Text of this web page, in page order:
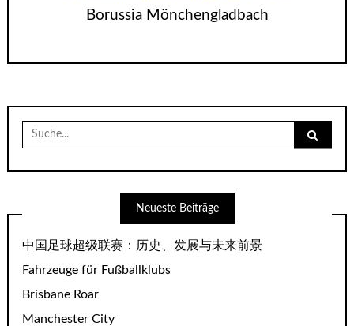
Borussia Mönchengladbach
Suche
nach:
Neueste Beiträge
中国足球超级联赛：历史、发展与未来前景
Fahrzeuge für Fußballklubs
Brisbane Roar
Manchester City